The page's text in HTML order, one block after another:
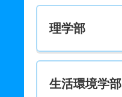
理学部
生活環境学部